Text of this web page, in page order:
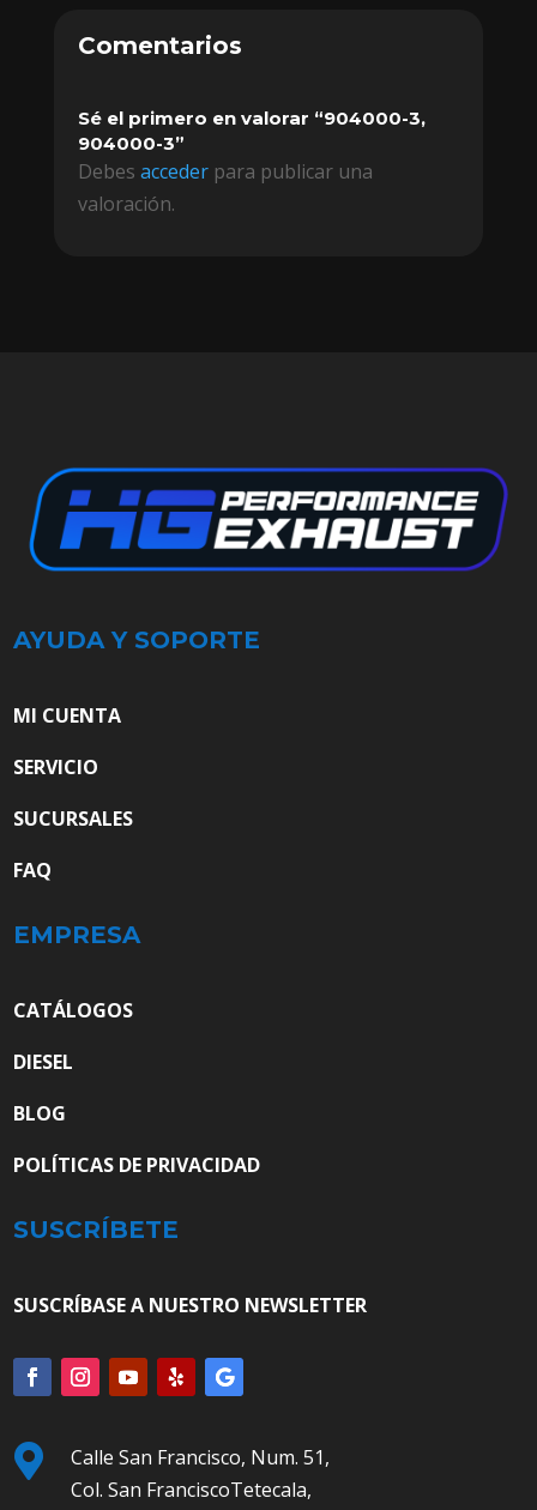
Comentarios
Sé el primero en valorar “904000-3,
904000-3”
Debes accederpara publicar una
valoración.
AYUDA Y SOPORTE
MI CUENTA
SERVICIO
SUCURSALES
FAQ
EMPRESA
CATÁLOGOS
DIESEL
BLOG
POLÍTICAS DE PRIVACIDAD
SUSCRÍBETE
SUSCRÍBASE A NUESTRO NEWSLETTER

Calle San Francisco, Num. 51,
Col. San FranciscoTetecala,